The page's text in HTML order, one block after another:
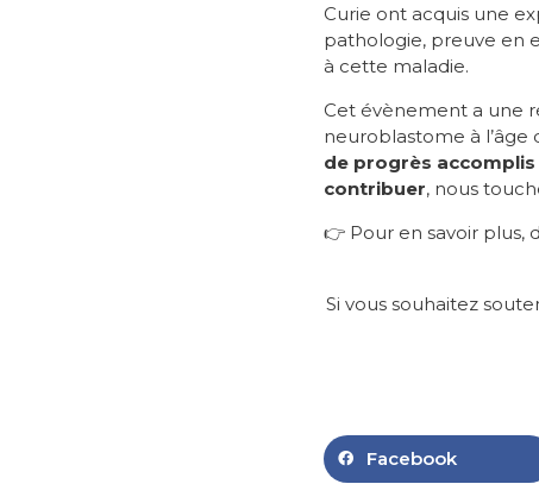
Curie ont acquis une
pathologie, preuve en
à cette maladie.
Cet évènement a une
neuroblastome à l’âge
de progrès
contribuer, nous
👉 Pour en savoir plus,
Si vous souhaitez
Facebook